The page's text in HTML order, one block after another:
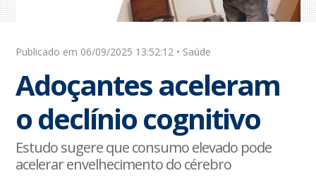
Publicado em 06/09/2025 13:52:12 • Saúde
Adoçantes aceleram
o declínio cognitivo
Estudo sugere que consumo elevado pode
acelerar envelhecimento do cérebro